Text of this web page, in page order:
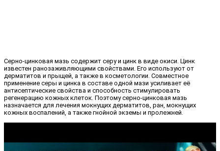
Серно-цинковая мазь содержит серу и цинк в виде окиси. Цинк
известен ранозаживляющими свойствами. Его используют от
дерматитов и прыщей, а также в косметологии. Совместное
применение серы и цинка в составе одной мази усиливает её
антисептические свойства и способность стимулировать
регенерацию кожных клеток. Поэтому серно-цинковая мазь
назначается для лечения мокнущих дерматитов, ран, мокнущих
кожных воспалений, а также гнойной экземы и пролежней.